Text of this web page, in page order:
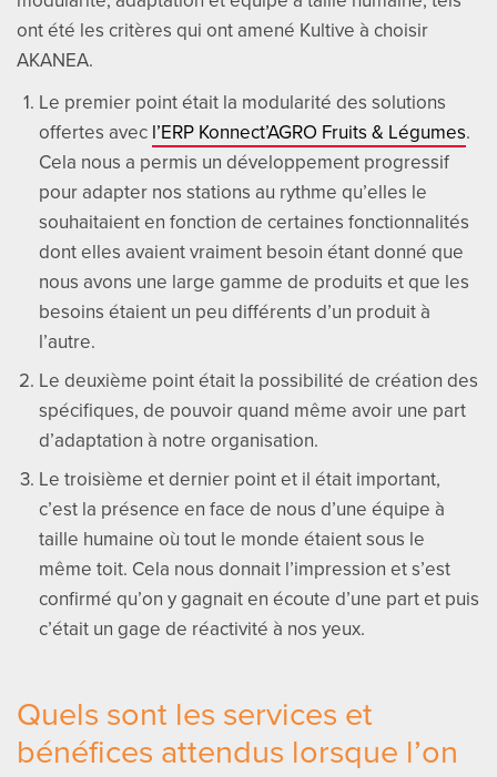
ont été les critères qui ont amené Kultive à choisir
AKANEA.
Le premier point était la modularité des solutions
offertes avec l’ERP Konnect’AGRO Fruits & Légumes.
Cela nous a permis un développement progressif
pour adapter nos stations au rythme qu’elles le
souhaitaient en fonction de certaines fonctionnalités
dont elles avaient vraiment besoin étant donné que
nous avons une large gamme de produits et que les
besoins étaient un peu différents d’un produit à
l’autre.
Le deuxième point était la possibilité de création des
spécifiques, de pouvoir quand même avoir une part
d’adaptation à notre organisation.
Le troisième et dernier point et il était important,
c’est la présence en face de nous d’une équipe à
taille humaine où tout le monde étaient sous le
même toit. Cela nous donnait l’impression et s’est
confirmé qu’on y gagnait en écoute d’une part et puis
c’était un gage de réactivité à nos yeux.
Quels sont les services et
bénéfices attendus lorsque l’on